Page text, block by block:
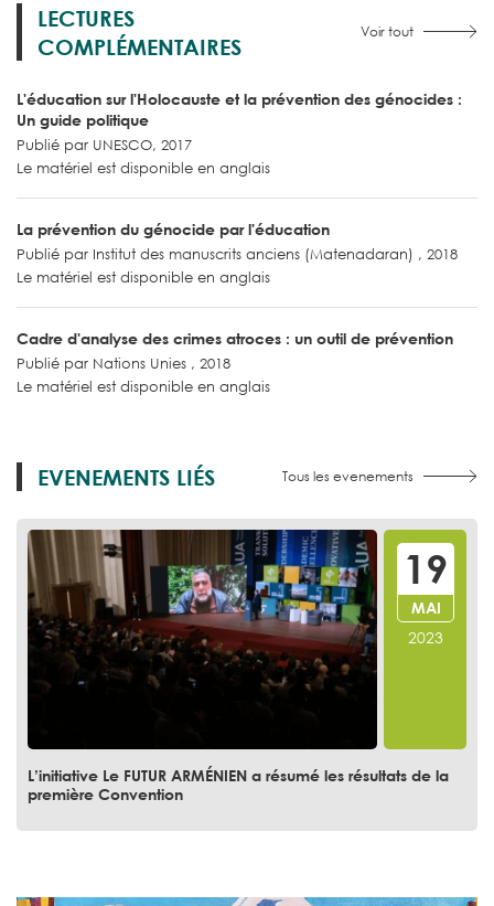
LECTURES
COMPLÉMENTAIRES
Voir tout
L'éducation sur l'Holocauste et la prévention des génocides :
Un guide politique
Publié par UNESCO, 2017
Le matériel est disponible en anglais
La prévention du génocide par l'éducation
Publié par Institut des manuscrits anciens (Matenadaran) , 2018
Le matériel est disponible en anglais
Cadre d'analyse des crimes atroces : un outil de prévention
Publié par Nations Unies , 2018
Le matériel est disponible en anglais
EVENEMENTS LIÉS Tous les evenements
L’initiative Le FUTUR ARMÉNIEN a résumé les résultats de la
première Convention
19
MAI
2023